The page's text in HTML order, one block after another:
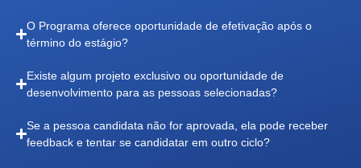
O Programa oferece oportunidade de efetivação após o
término do estágio?
Existe algum projeto exclusivo ou oportunidade de
desenvolvimento para as pessoas selecionadas?
Se a pessoa candidata não for aprovada, ela pode receber
feedback e tentar se candidatar em outro ciclo?